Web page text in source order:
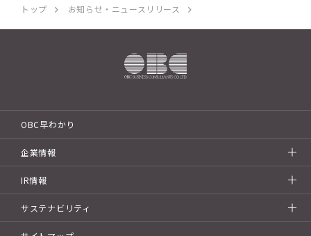
トップ お知らせ・ニュースリリース
OBC早わかり
企業情報
IR情報
サステナビリティ